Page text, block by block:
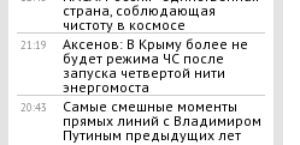
страна, соблюдающая
чистоту в космосе
21:19
Аксенов: В Крыму более не
будет режима ЧС после
запуска четвертой нити
энергомоста
20:43
Самые смешные моменты
прямых линий с Владимиром
Путиным предыдущих лет